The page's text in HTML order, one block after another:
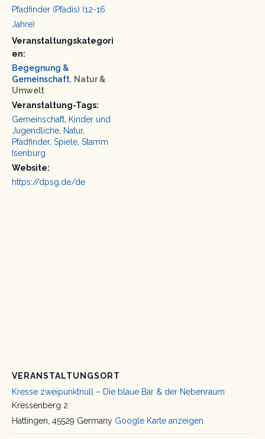
Pfadfinder (Pfadis) (12-16
Jahre)
Veranstaltungskategori
en:
Begegnung &
Gemeinschaft Natur &
Umwelt
Veranstaltung-Tags:
Gemeinschaft Kinder und
Jugendliche Natur,
Pfadfinder, Spiele Stamm
Isenburg
Website:
https://dpsg.de/de
VERANSTALTUNGSORT
Kresse zweipunktnull – Die blaue Bar & der Nebenraum
Kressenberg 2
Hattingen 45529 Germany Google Karte anzeigen